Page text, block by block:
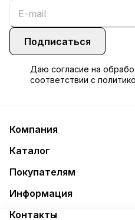
Подписаться
Даю согласие на
соответствии с
Компания
Каталог
Покупателям
Информация
Контакты